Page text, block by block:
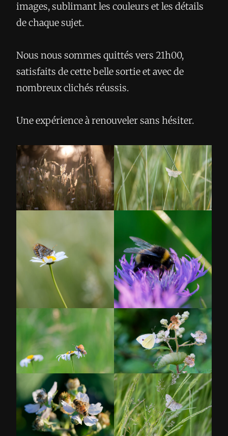
images, sublimant les couleurs et les détails
de chaque sujet.
Nous nous sommes quittés vers 21h00,
satisfaits de cette belle sortie et avec de
nombreux clichés réussis.
Une expérience à renouveler sans hésiter.